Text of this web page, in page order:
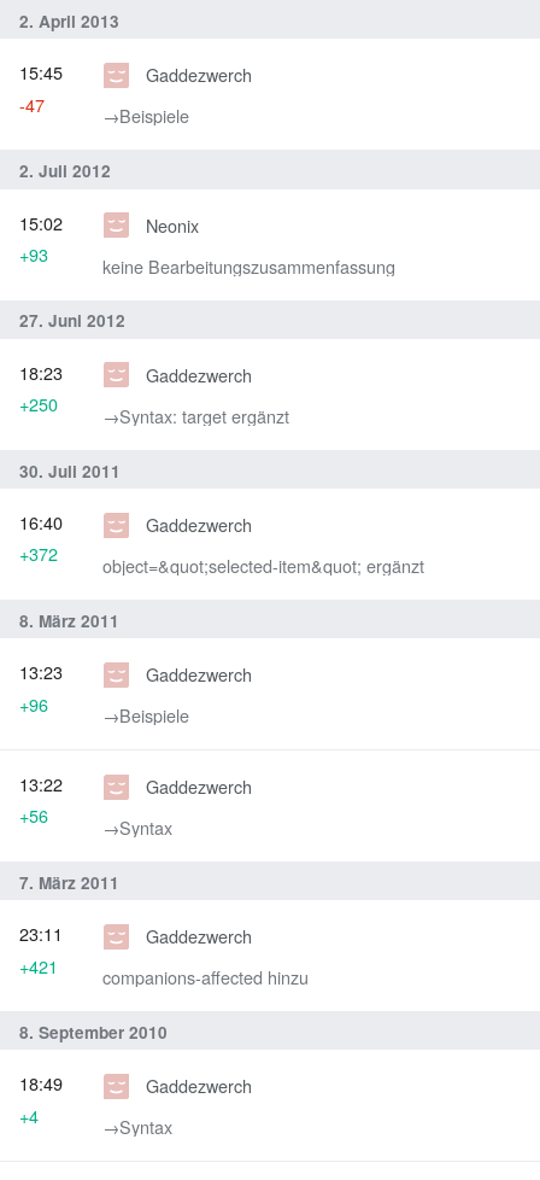
2. April 2013
Gaddezwerch
→‎Beispiele
15:45
-47
2. Juli 2012
Neonix
keine Bearbeitungszusammenfassung
15:02
+93
27. Juni 2012
Gaddezwerch
→‎Syntax: target ergänzt
18:23
+250
30. Juli 2011
Gaddezwerch
object=&quot;selected-item&quot; ergänzt
16:40
+372
8. März 2011
Gaddezwerch
→‎Beispiele
13:23
+96
Gaddezwerch
→‎Syntax
13:22
+56
7. März 2011
Gaddezwerch
companions-affected hinzu
23:11
+421
8. September 2010
Gaddezwerch
→‎Syntax
18:49
+4